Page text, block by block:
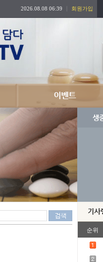
2026.08.08 06:39 회원가입
순위